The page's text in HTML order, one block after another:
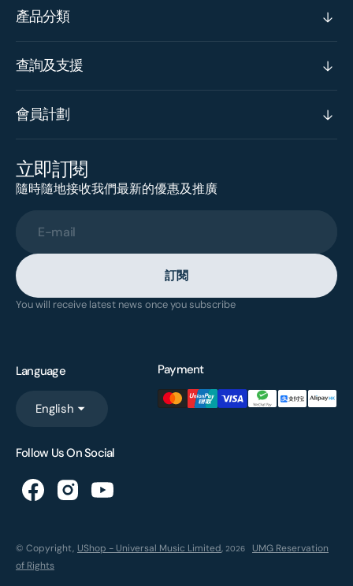
產品分類
查詢及支援
會員計劃
立即訂閱
隨時隨地接收我們最新的優惠及推廣
E-mail
訂閱
You will receive latest news once you subscribe
Language
English
Payment
Follow Us On Social
© Copyright, UShop - Universal Music Limited, 2026
UMG Reservation
of Rights